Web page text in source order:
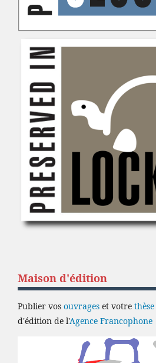
Maison d'édition
Publier vos ouvrages et votre thèse
d'édition de l'Agence Francophone